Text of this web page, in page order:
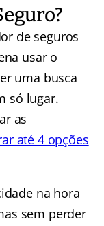
de seguros
usar o
uma busca
só lugar.
as
até 4 opções
na hora
sem perder